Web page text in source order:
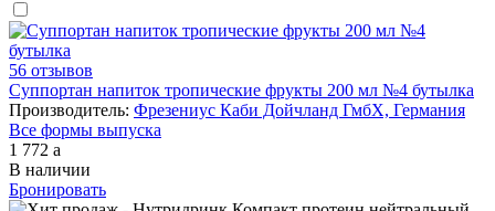
56 отзывов
Суппортан напиток тропические фрукты 200 мл №4 бутылка
Производитель: Фрезениус Каби Дойчланд ГмбХ, Германия
Все формы выпуска
1 772 a
В наличии
Бронировать